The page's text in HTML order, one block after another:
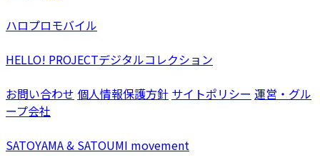
ハロプロモバイル
HELLO! PROJECTデジタルコレクション
お問い合わせ 個人情報保護方針 サイトポリシー 運営・グル
ープ会社
SATOYAMA & SATOUMI movement